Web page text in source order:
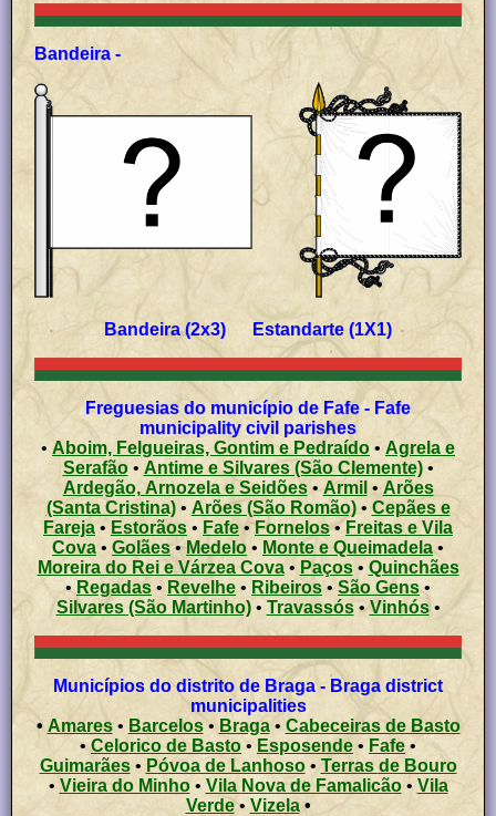
Bandeira -
Bandeira (2x3) Estandarte (1X1)
Freguesias do município de Fafe - Fafe
municipality civil parishes
• Aboim, Felgueiras, Gontim e Pedraído • Agrela e
Serafão• Antime e Silvares (São Clemente)•
Ardegão, Arnozela e Seidões• Armil • Arões
(Santa Cristina)• Arões (São Romão)• Cepães e
Fareja • Estorãos • Fafe •Fornelos • Freitas e Vila
Cova • Golães• Medelo • Monte e Queimadela •
Moreira do Rei e Várzea Cova• Paços• Quinchães
• Regadas • Revelhe • Ribeiros • São Gens•
Silvares (São Martinho)• Travassós•Vinhós•
Municípios do distrito de Braga - Braga district
municipalities
• Amares• Barcelos• Braga• Cabeceiras de Basto
•
Celorico de Basto• Esposende • Fafe •
Guimarães• Póvoa de Lanhoso•
Terras de Bouro
• Vieira do Minho• Vila Nova de Famalicão• Vila
Verde• Vizela•